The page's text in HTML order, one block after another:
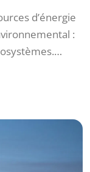
d’énergie
: